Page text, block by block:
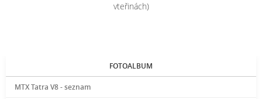
vteřinách)
FOTOALBUM
MTX Tatra V8 - seznam